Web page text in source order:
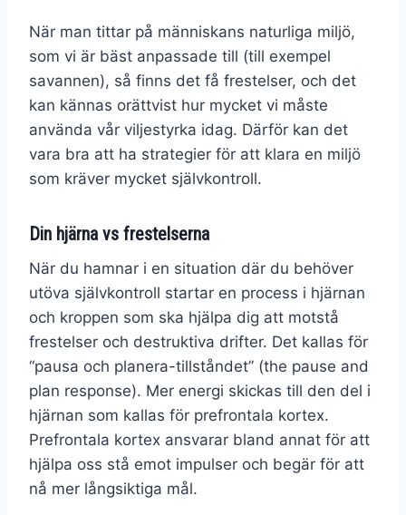
När man tittar på människans naturliga miljö,
som vi är bäst anpassade till (till exempel
savannen), så finns det få frestelser, och det
kan kännas orättvist hur mycket vi måste
använda vår viljestyrka idag. Därför kan det
vara bra att ha strategier för att klara en miljö
som kräver mycket självkontroll.
Din hjärna vs frestelserna
När du hamnar i en situation där du behöver
utöva självkontroll startar en process i hjärnan
och kroppen som ska hjälpa dig att motstå
frestelser och destruktiva drifter. Det kallas för
“pausa och planera-tillståndet” (the pause and
plan response). Mer energi skickas till den del i
hjärnan som kallas för prefrontala kortex.
Prefrontala kortex ansvarar bland annat för att
hjälpa oss stå emot impulser och begär för att
nå mer långsiktiga mål.